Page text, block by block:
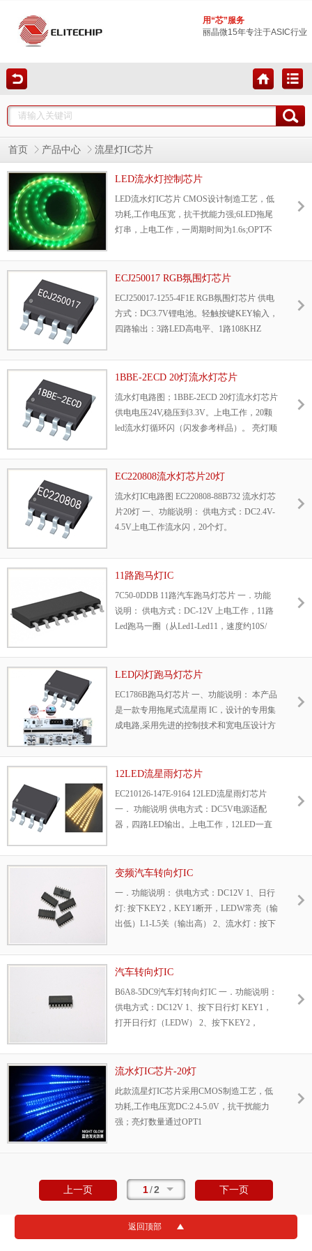
用“芯”服务
丽晶微15年专注于ASIC行业
首页 产品中心 流星灯IC芯片
LED流水灯控制芯片
LED流水灯IC芯片 CMOS设计制造工艺，低
功耗,工作电压宽，抗干扰能力强;6LED拖尾
灯串，上电工作，一周期时间为1.6s;OPT不
半。
ECJ250017 RGB氛围灯芯片
ECJ250017-1255-4F1E RGB氛围灯芯片 供电
方式：DC3.7V锂电池。轻触按键KEY输入，
四路输出：3路LED高电平、1路108KHZ
一七彩渐变。短按一次一种模式，共15模
式。
1BBE-2ECD 20灯流水灯芯片
流水灯电路图；1BBE-2ECD 20灯流水灯芯片
供电电压24V,稳压到3.3V。上电工作，20颗
led流水灯循环闪（闪发参考样品）。 亮灯顺
L12-L13-L14-L15-L16-L17-L18-L19-L20依次
循环点亮。
EC220808流水灯芯片20灯
流水灯IC电路图 EC220808-88B732 流水灯芯
片20灯 一、功能说明： 供电方式：DC2.4V-
4.5V上电工作流水闪，20个灯。
11路跑马灯IC
7C50-0DDB 11路汽车跑马灯芯片 一．功能
说明： 供电方式：DC-12V 上电工作，11路
Led跑马一圈（从Led1-Led11，速度约10S/
（单次闪烁时间约3S），3次闪烁完毕后，
所有Led全亮（Led高有效），
LED闪灯跑马灯芯片
EC1786B跑马灯芯片 一、功能说明： 本产品
是一款专用拖尾式流星雨 IC，设计的专用集
成电路,采用先进的控制技术和宽电压设计方
：SOP-8。 主要用于LED流星雨灯饰指示灯
等； CMOS设计制造工艺，低功耗,工作电压
12LED流星雨灯芯片
EC210126-147E-9164 12LED流星雨灯芯片
一． 功能说明 供电方式：DC5V电源适配
器，四路LED输出。上电工作，12LED一直
变频汽车转向灯IC
一．功能说明： 供电方式：DC12V 1、日行
灯: 按下KEY2，KEY1断开，LEDW常亮（输
出低）L1-L5关（输出高） 2、流水灯：按下
T=S*5+0.2S=0.225S-1S,S由电位器调整，S范
围：25MS（RL=0）-150MS（RL=500K）
汽车转向灯IC
B6A8-5DC9汽车灯转向灯IC 一．功能说明：
供电方式：DC12V 1、按下日行灯 KEY1，
打开日行灯（LEDW） 2、按下KEY2，
时按下，LED1~LED5跑马灯闪烁
流水灯IC芯片-20灯
此款流星灯IC芯片采用CMOS制造工艺，低
功耗,工作电压宽DC:2.4-5.0V，抗干扰能力
强；亮灯数量通过OPT1
上一页 1/2 下一页
返回顶部